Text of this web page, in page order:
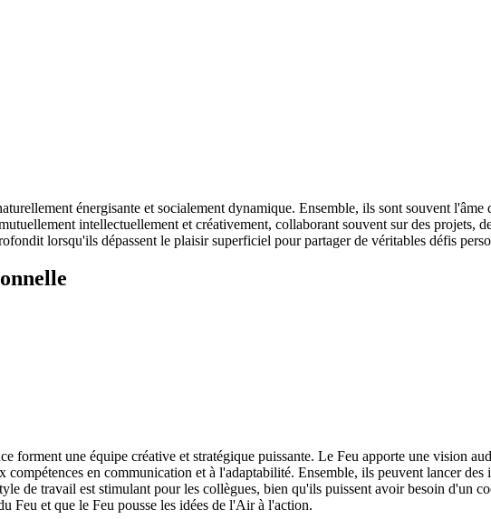
énergisante et socialement dynamique. Ensemble, ils sont souvent
intellectuellement et créativement, collaborant souvent sur des projets,
lorsqu'ils dépassent le plaisir superficiel pour partager de véritables défis
forment une équipe créative et stratégique puissante. Le Feu apporte une vision
compétences en communication et à l'adaptabilité. Ensemble, ils peuvent lancer
de travail est stimulant pour les collègues, bien qu'ils puissent avoir besoin d'un
Feu et que le Feu pousse les idées de l'Air à l'action.